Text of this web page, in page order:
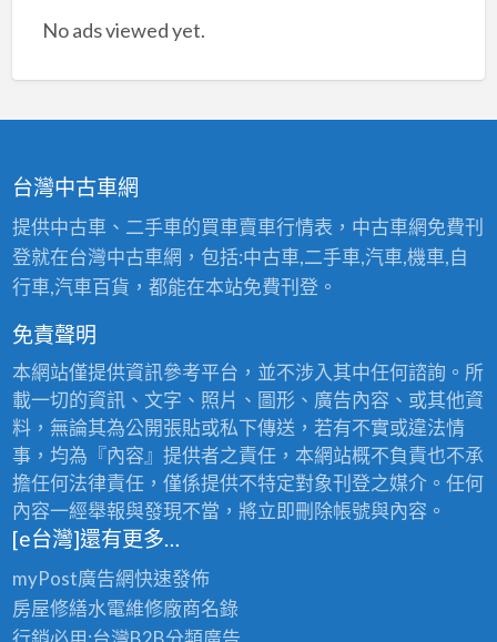
No ads viewed yet.
台灣中古車網
提供中古車、二手車的買車賣車行情表，中古車網免費刊
登就在台灣中古車網，包括:中古車,二手車,汽車,機車,自
行車,汽車百貨，都能在本站免費刊登。
免責聲明
本網站僅提供資訊參考平台，並不涉入其中任何諮詢。所
載一切的資訊、文字、照片、圖形、廣告內容、或其他資
料，無論其為公開張貼或私下傳送，若有不實或違法情
事，均為『內容』提供者之責任，本網站概不負責也不承
擔任何法律責任，僅係提供不特定對象刊登之媒介。任何
內容一經舉報與發現不當，將立即刪除帳號與內容。
[e台灣]還有更多…
myPost廣告網快速發佈
房屋修繕水電維修廠商名錄